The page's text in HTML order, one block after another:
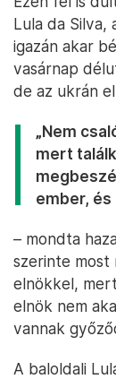
Lula da Silva,
igazán akar
vasárnap
de az ukrán
„Nem
mert
ember, és
– mondta
szerinte most
elnökkel,
elnök nem
vannak
A baloldali